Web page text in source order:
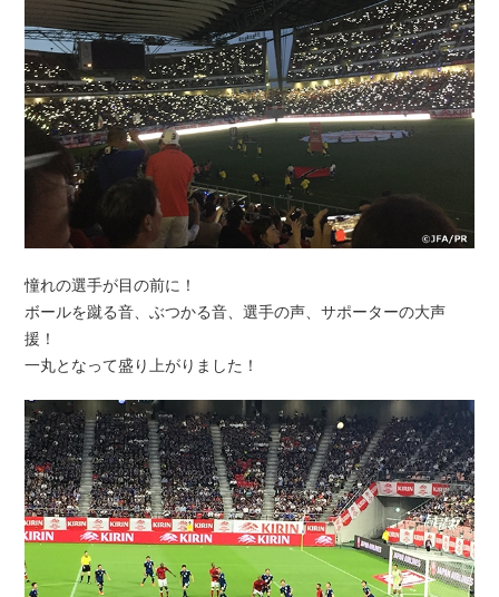
憧れの選手が目の前に！
ボールを蹴る音、ぶつかる音、選手の声、サポーターの大声
援！
一丸となって盛り上がりました！